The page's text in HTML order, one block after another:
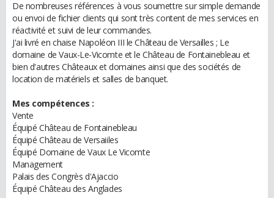
De nombreuses références à vous soumettre sur simple demande
ou envoi de fichier clients qui sont très content de mes services en
réactivité et suivi de leur commandes.
J'ai livré en chaise Napoléon III le Château de Versailles ; Le
domaine de Vaux-Le-Vicomte et le Château de Fontainebleau et
bien d'autres Châteaux et domaines ainsi que des sociétés de
location de matériels et salles de banquet.
Mes compétences :
Vente
Équipé Château de Fontainebleau
Équipé Château de Versaiiles
Équipé Domaine de Vaux Le Vicomte
Management
Palais des Congrès d'Ajaccio
Équipé Château des Anglades